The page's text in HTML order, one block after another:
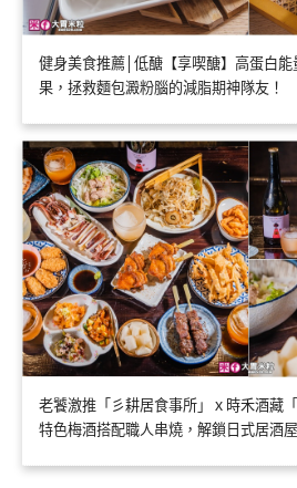
健身美食推薦│低醣【享喫醣】高蛋白能
果，拯救麵包澱粉腦的減脂期神隊友！
老饕激推「彡耕居食事所」ｘ時禾酒藏
特色梅酒搭配職人串燒，解鎖日式居酒